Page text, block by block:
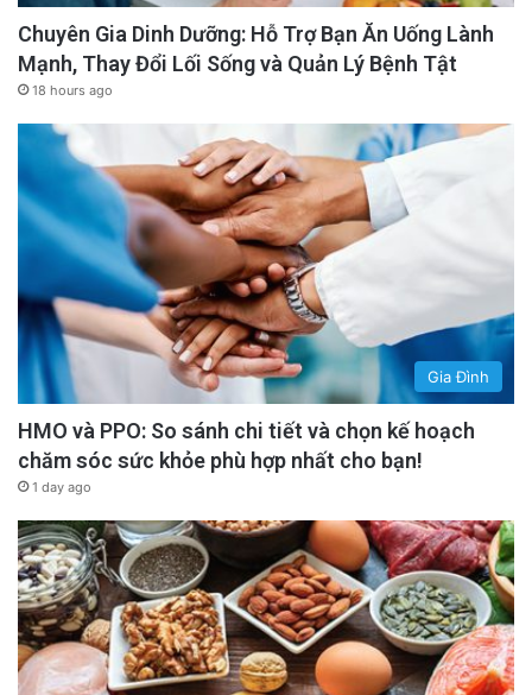
English rfa
Chuyên Gia Dinh Dưỡng: Hỗ Trợ Bạn Ăn Uống Lành
Mạnh, Thay Đổi Lối Sống và Quản Lý Bệnh Tật
18 hours ago
Gia Đình
HMO và PPO: So sánh chi tiết và chọn kế hoạch
chăm sóc sức khỏe phù hợp nhất cho bạn!
1 day ago